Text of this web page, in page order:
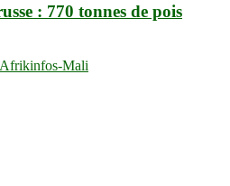
: 770 tonnes de pois
Afrikinfos-Mali